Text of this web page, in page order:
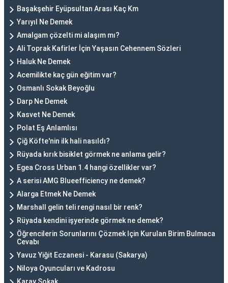
Başakşehir Eyüpsultan Arası Kaç Km
Yarıyıl Ne Demek
Amalgam çözelti mi alaşım mı?
Ali Toprak Kafirler İçin Yaşasın Cehennem Sözleri
Haluk Ne Demek
Acemilikte kaç gün eğitim var?
Osmanlı Sokak Beyoğlu
Darp Ne Demek
Kasvet Ne Demek
Polat Eş Anlamlısı
Çiğ Köfte'nin ilk hali nasıldı?
Rüyada kırık bisiklet görmek ne anlama gelir?
Egea Cross Urban 1.4 hangi özellikler var?
A serisi AMG Blueefficiency ne demek?
Alarga Etmek Ne Demek
Marshall gelin teli rengi nasıl bir renk?
Rüyada kendini işyerinde görmek ne demek?
Öğrencilerin Sorunlarını Çözmek Için Kurulan Birim Bulmaca
Cevabı
Yavuz Yiğit Eczanesi - Karasu (Sakarya)
Niloya Oyuncuları ve Kadrosu